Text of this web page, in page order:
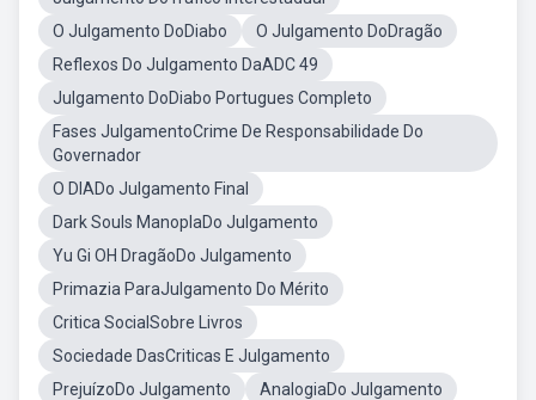
O Julgamento DoDiabo
O Julgamento DoDragão
Reflexos Do Julgamento DaADC 49
Julgamento DoDiabo Portugues Completo
Fases JulgamentoCrime De Responsabilidade Do
Governador
O DIADo Julgamento Final
Dark Souls ManoplaDo Julgamento
Yu Gi OH DragãoDo Julgamento
Primazia ParaJulgamento Do Mérito
Critica SocialSobre Livros
Sociedade DasCriticas E Julgamento
PrejuízoDo Julgamento
AnalogiaDo Julgamento